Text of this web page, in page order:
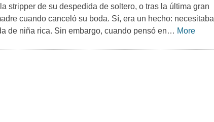
stripper de su despedida de soltero, o tras la última gran
cuando canceló su boda. Sí, era un hecho: necesitaba
de niña rica. Sin embargo, cuando pensó en… More